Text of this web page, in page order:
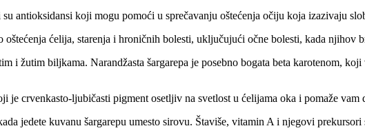
antioksidansi koji mogu pomoći u sprečavanju oštećenja očiju koja izazivaju
ćelija, starenja i hroničnih bolesti, uključujući očne bolesti, kada njihov
i žutim biljkama. Narandžasta šargarepa je posebno bogata beta karotenom,
je crvenkasto-ljubičasti pigment osetljiv na svetlost u ćelijama oka i pomaže vam
jedete kuvanu šargarepu umesto sirovu. Štaviše, vitamin A i njegovi